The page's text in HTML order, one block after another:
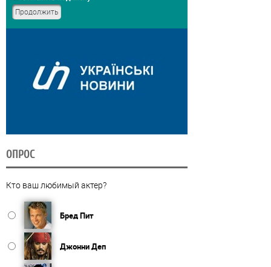
ОПРОС
Кто ваш любимый актер?
Бред Пит
Джонни Деп